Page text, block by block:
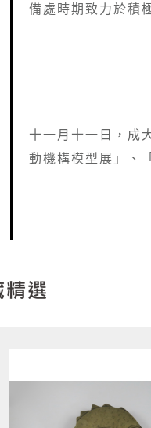
備處時期致力於積
十一月十一日，成
動機構模型展」、
精選